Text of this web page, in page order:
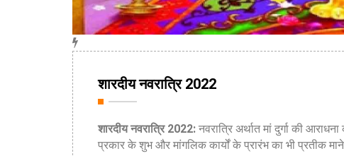
शारदीय नवरात्रि 2022
शारदीय नवरात्रि 2022: नवरात्रि अर्थात मां दुर्गा की
प्रकार के शुभ और मांगलिक कार्यों के प्रारंभ का भी प्रतीक